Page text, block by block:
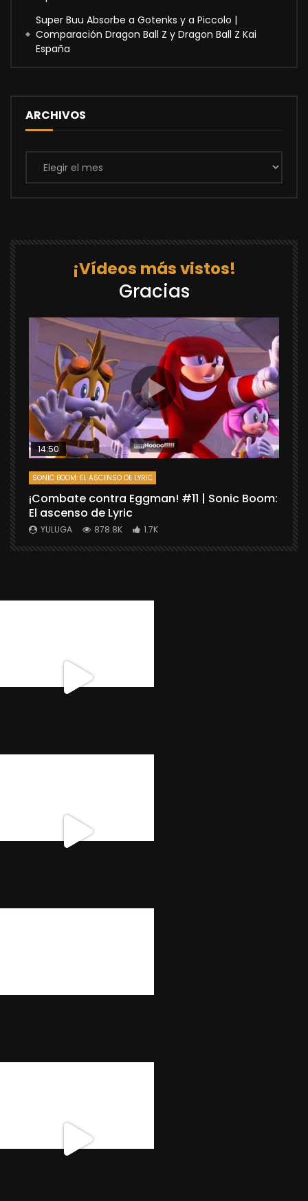
Super Buu Absorbe a Gotenks y a Piccolo |
Comparación Dragon Ball Z y Dragon Ball Z Kai
España
ARCHIVOS
Archivos
¡Vídeos más vistos!
Gracias
14:50
SONIC BOOM: EL ASCENSO DE LYRIC
¡Combate contra Eggman! #11 | Sonic Boom:
El ascenso de Lyric
YULUGA 878.8K 1.7K